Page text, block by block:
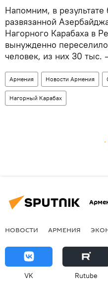
Напомним, в результате
развязанной
Нагорного Карабаха в
вынужденно
человек, из них 30 тыс.
Армения Новости Армения
Нагорный Карабах
НОВОСТИ АРМЕНИЯ
VK Rutube